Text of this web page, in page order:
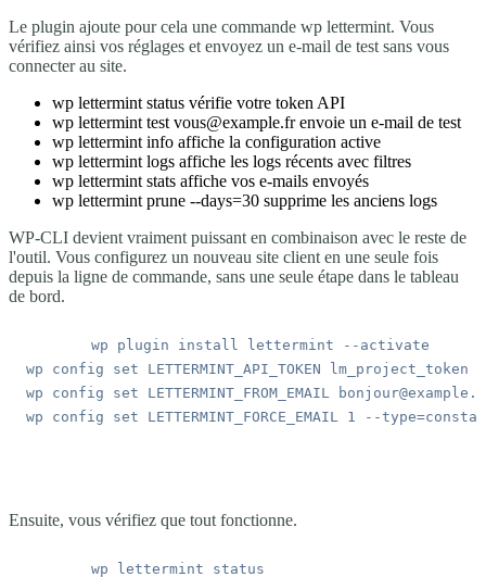
Le plugin ajoute pour cela une commande wp lettermint. Vous
vérifiez ainsi vos réglages et envoyez un e-mail de test sans vous
connecter au site.
wp lettermint status vérifie votre token API
wp lettermint test vous@example.frenvoie un e-mail de test
wp lettermint info affiche la configuration active
wp lettermint logs affiche les logs récents avec filtres
wp lettermint stats affiche vos e-mails envoyés
wp lettermint prune --days=30 supprime les anciens logs
WP-CLI devient vraiment puissant en combinaison avec le reste de
l'outil. Vous configurez un nouveau site client en une seule fois
depuis la ligne de commande, sans une seule étape dans le tableau
de bord.
wp plugin install lettermint
wp config set LETTERMINT_API_TOKEN lm_project_token
wp config set LETTERMINT_FROM_EMAIL
wp config set LETTERMINT_FORCE_EMAIL 1
Ensuite, vous vérifiez que tout fonctionne.
wp lettermint